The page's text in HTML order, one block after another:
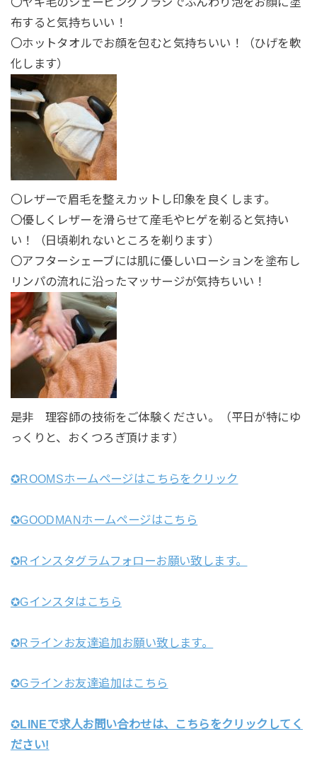
布すると気持ちいい！
〇ホットタオルでお顔を包むと気持ちいい！（ひげを軟
化します）
〇レザーで眉毛を整えカットし印象を良くします。
〇優しくレザーを滑らせて産毛やヒゲを剃ると気持い
い！（日頃剃れないところを剃ります）
〇アフターシェーブには肌に優しいローションを塗布し
リンパの流れに沿ったマッサージが気持ちいい！
是非 理容師の技術をご体験ください。（平日が特にゆ
っくりと、おくつろぎ頂けます）
✪ROOMSホームページはこちらをクリック
✪GOODMANホームページはこちら
✪Rインスタグラムフォローお願い致します。
✪Gインスタはこちら
✪Rラインお友達追加お願い致します。
✪Gラインお友達追加はこちら
✪LINEで求人お問い合わせは、こちらをクリックしてく
ださい!